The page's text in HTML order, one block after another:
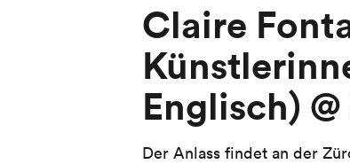
Claire
Englisch)
Der Anlass findet an der